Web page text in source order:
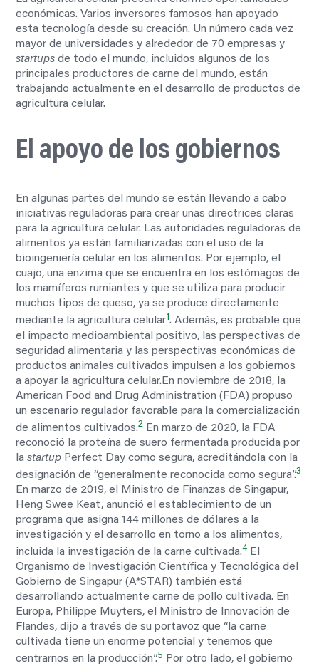
económicas. Varios inversores famosos han apoyado
esta tecnología desde su creación. Un número cada vez
mayor de universidades y alrededor de 70 empresas y
startups de todo el mundo, incluidos algunos de los
principales productores de carne del mundo, están
trabajando actualmente en el desarrollo de productos de
agricultura celular.
El apoyo de los gobiernos
En algunas partes del mundo se están llevando a cabo
iniciativas reguladoras para crear unas directrices claras
para la agricultura celular. Las autoridades reguladoras de
alimentos ya están familiarizadas con el uso de la
bioingeniería celular en los alimentos. Por ejemplo, el
cuajo, una enzima que se encuentra en los estómagos de
los mamíferos rumiantes y que se utiliza para producir
muchos tipos de queso, ya se produce directamente
mediante la agricultura celular1. Además, es probable que
el impacto medioambiental positivo, las perspectivas de
seguridad alimentaria y las perspectivas económicas de
productos animales cultivados impulsen a los gobiernos
a apoyar la agricultura celular.En noviembre de 2018, la
American Food and Drug Administration (FDA) propuso
un escenario regulador favorable para la comercialización
de alimentos cultivados.2 En marzo de 2020, la FDA
reconoció la proteína de suero fermentada producida por
lastartup Perfect Day como segura, acreditándola con la
designación de “generalmente reconocida como segura”.3
En marzo de 2019, el Ministro de Finanzas de Singapur,
Heng Swee Keat, anunció el establecimiento de un
programa que asigna 144 millones de dólares a la
investigación y el desarrollo en torno a los alimentos,
incluida la investigación de la carne cultivada.4 El
Organismo de Investigación Científica y Tecnológica del
Gobierno de Singapur (A*STAR) también está
desarrollando actualmente carne de pollo cultivada. En
Europa, Philippe Muyters, el Ministro de Innovación de
Flandes, dijo a través de su portavoz que “la carne
cultivada tiene un enorme potencial y tenemos que
centrarnos en la producción”.5 Por otro lado, el gobierno